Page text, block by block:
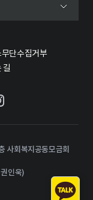
단수집거부
길
사회복지공동모금회
인욱)